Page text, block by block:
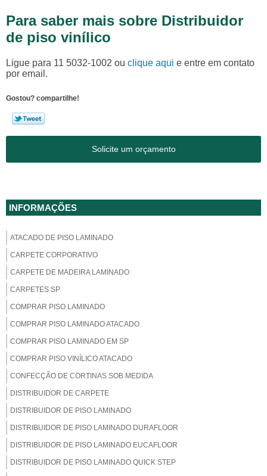
Para saber mais sobre Distribuidor
de piso vinílico
Ligue para 11 5032-1002 ou clique aqui e entre em contato
por email.
Gostou? compartilhe!
Solicite um orçamento
INFORMAÇÕES
ATACADO DE PISO LAMINADO
CARPETE CORPORATIVO
CARPETE DE MADEIRA LAMINADO
CARPETES SP
COMPRAR PISO LAMINADO
COMPRAR PISO LAMINADO ATACADO
COMPRAR PISO LAMINADO EM SP
COMPRAR PISO VINÍLICO ATACADO
CONFECÇÃO DE CORTINAS SOB MEDIDA
DISTRIBUIDOR DE CARPETE
DISTRIBUIDOR DE PISO LAMINADO
DISTRIBUIDOR DE PISO LAMINADO DURAFLOOR
DISTRIBUIDOR DE PISO LAMINADO EUCAFLOOR
DISTRIBUIDOR DE PISO LAMINADO QUICK STEP